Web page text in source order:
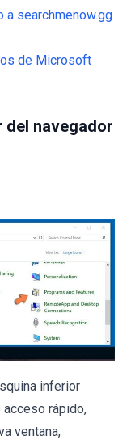
a searchmenow.gg
de Microsoft
del navegador
inferior
acceso rápido,
ventana,